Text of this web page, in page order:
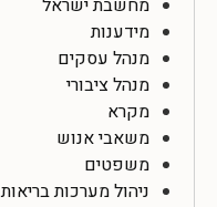
מידענות
מנהל עסקים
מנהל ציבורי
מקרא
משאבי אנוש
משפטים
ניהול מערכות בריאות